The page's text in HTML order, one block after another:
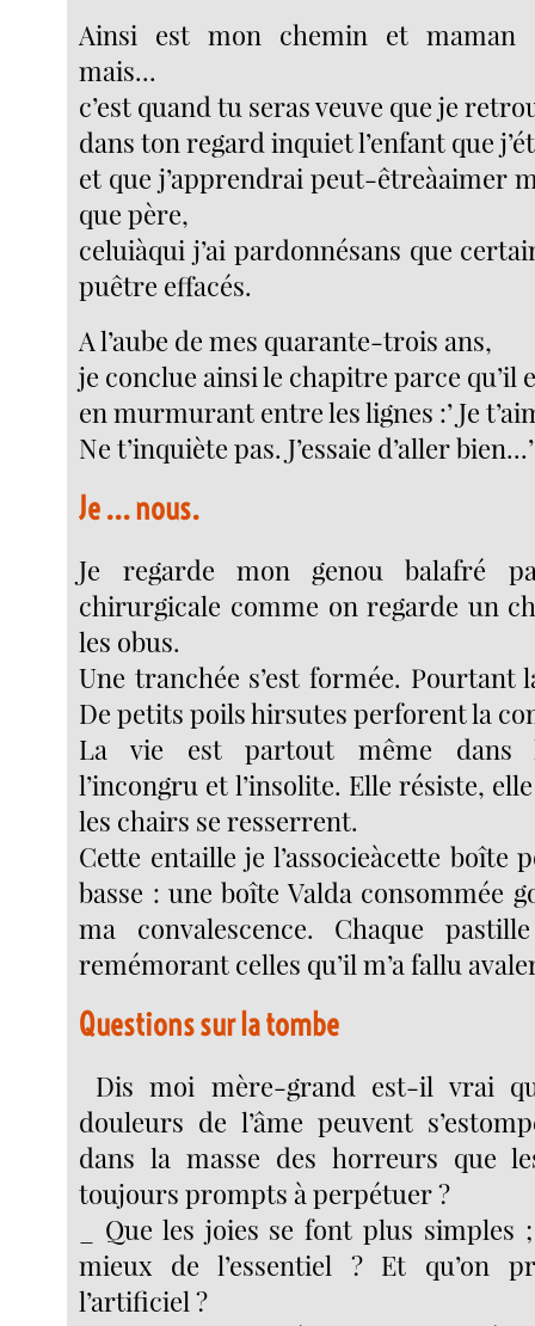
Ainsi est mon chemin et maman
mais...
c’est quand tu seras veuve que je
dans ton regard inquiet l’enfant que
et que j’apprendrai peut-êtreàaimer
que père,
celuiàqui j’ai pardonnésans que
puêtre effacés.
A l’aube de mes quarante-trois ans,
je conclue ainsi le chapitre parce qu’il
en murmurant entre les lignes :’ Je
Ne t’inquiète pas. J’essaie d’aller bien...’
Je ... nous.
Je regarde mon genou balafré
chirurgicale comme on regarde un
les obus.
Une tranchée s’est formée. Pourtant
De petits poils hirsutes perforent la
La vie est partout même dans
l’incongru et l’insolite. Elle résiste,
les chairs se resserrent.
Cette entaille je l’associeàcette boîte
basse : une boîte Valda consommée
ma convalescence. Chaque
remémorant celles qu’il m’a fallu
Questions sur la tombe
Dis moi mère-grand est-il vrai
douleurs de l’âme peuvent
dans la masse des horreurs que
toujours prompts à perpétuer ?
_ Que les joies se font plus simples
mieux de l’essentiel ? Et qu’on
l’artificiel ?